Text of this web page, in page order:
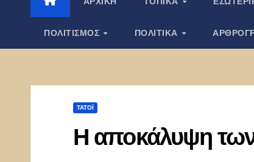
ΠΟΛΙΤΙΣΜΟΣ ΠΟΛΙΤΙΚΑ
ΤΑΤΌΙ
Η αποκάλυψη